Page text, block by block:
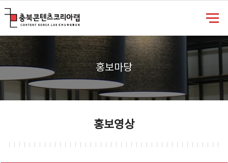
홍보마당
홍보영상